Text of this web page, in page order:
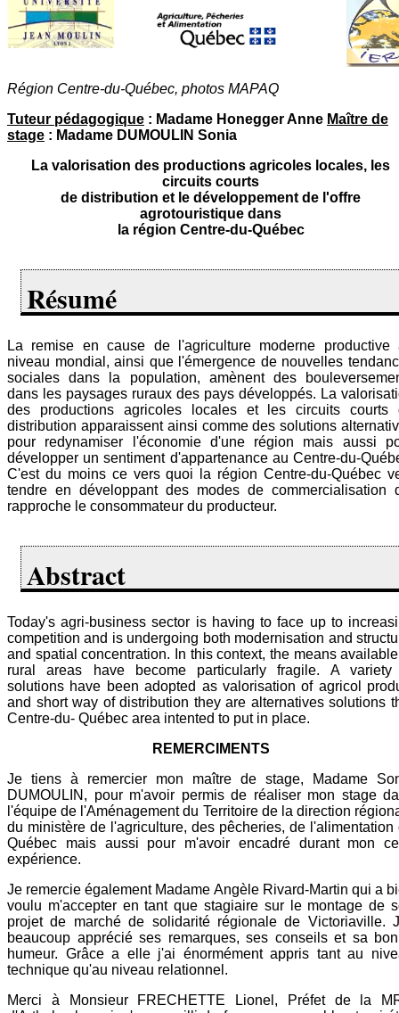
Région Centre-du-Québec, photos MAPAQ
Tuteur pédagogique : Madame Honegger Anne Maître de
stage : Madame DUMOULIN Sonia
La valorisation des productions agricoles locales, les
circuits courts
de distribution et le développement de l'offre
agrotouristique dans
la région Centre-du-Québec
Résumé
La remise en cause de l'agriculture moderne productive
niveau mondial, ainsi que l'émergence de nouvelles
sociales dans la population, amènent des
dans les paysages ruraux des pays développés. La
des productions agricoles locales et les circuits courts
distribution apparaissent ainsi comme des solutions
pour redynamiser l'économie d'une région mais aussi
développer un sentiment d'appartenance au Centre-du-
C'est du moins ce vers quoi la région Centre-du-Québec
tendre en développant des modes de commercialisation
rapproche le consommateur du producteur.
Abstract
Today's agri-business sector is having to face up to
competition and is undergoing both modernisation and
and spatial concentration. In this context, the means
rural areas have become particularly fragile. A variety
solutions have been adopted as valorisation of agricol
and short way of distribution they are alternatives solutions
Centre-du- Québec area intented to put in place.
REMERCIMENTS
Je tiens à remercier mon maître de stage, Madame
DUMOULIN, pour m'avoir permis de réaliser mon stage
l'équipe de l'Aménagement du Territoire de la direction
du ministère de l'agriculture, des pêcheries, de l'alimentation
Québec mais aussi pour m'avoir encadré durant mon
expérience.
Je remercie également Madame Angèle Rivard-Martin qui a
voulu m'accepter en tant que stagiaire sur le montage de
projet de marché de solidarité régionale de Victoriaville.
beaucoup apprécié ses remarques, ses conseils et sa
humeur. Grâce a elle j'ai énormément appris tant au
technique qu'au niveau relationnel.
Merci à Monsieur FRECHETTE Lionel, Préfet de la